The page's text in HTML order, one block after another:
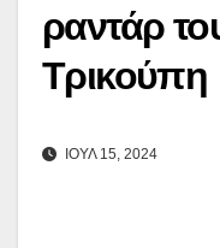
ραντάρ
Τρικούπη
ΙΟΥΛ 15, 2024